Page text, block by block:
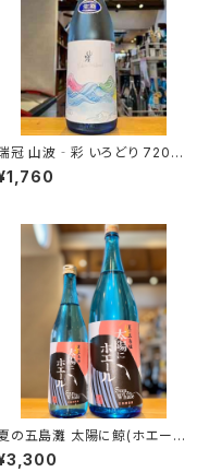
冠 山波‐彩 いろどり 720ml
本（山岡酒造・広島県三次市甲
町）
の五島灘 太陽に鯨(ホエー
) 1800ml１本（五島灘酒造・
崎県南松浦郡新上五島町）